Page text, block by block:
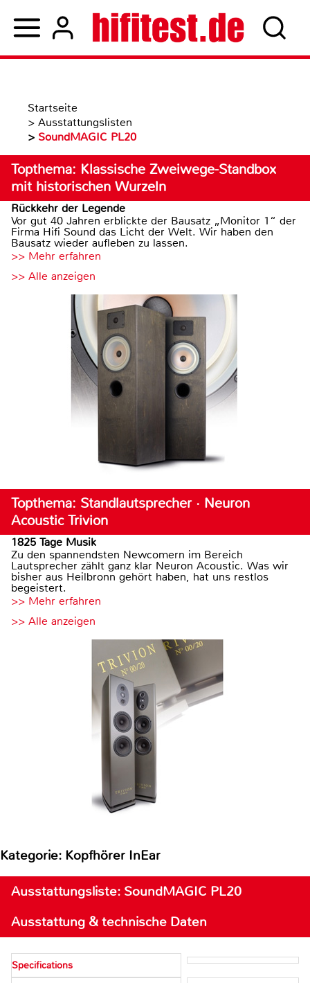
Startseite
> Ausstattungslisten
> SoundMAGIC PL20
Topthema: Klassische Zweiwege-Standbox
mit historischen Wurzeln
Rückkehr der Legende
Vor gut 40 Jahren erblickte der Bausatz „Monitor 1“ der
Firma Hifi Sound das Licht der Welt. Wir haben den
Bausatz wieder aufleben zu lassen.
>> Mehr erfahren
>> Alle anzeigen
Topthema: Standlautsprecher · Neuron
Acoustic Trivion
1825 Tage Musik
Zu den spannendsten Newcomern im Bereich
Lautsprecher zählt ganz klar Neuron Acoustic. Was wir
bisher aus Heilbronn gehört haben, hat uns restlos
begeistert.
>> Mehr erfahren
>> Alle anzeigen
Kategorie: Kopfhörer InEar
Ausstattungsliste: SoundMAGIC PL20
Ausstattung & technische Daten
Specifications